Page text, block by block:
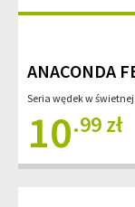
ANACONDA
Seria wędek w
10.99 zł